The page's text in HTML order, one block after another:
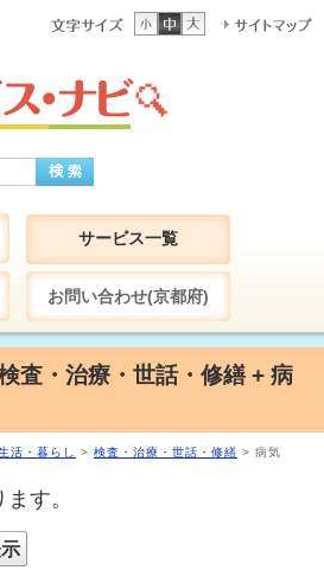
サービス一覧
お問い合わせ(京都府)
査・治療・世話・修繕 + 病
活・暮らし > 検査・治療・世話・修繕 > 病気
す。